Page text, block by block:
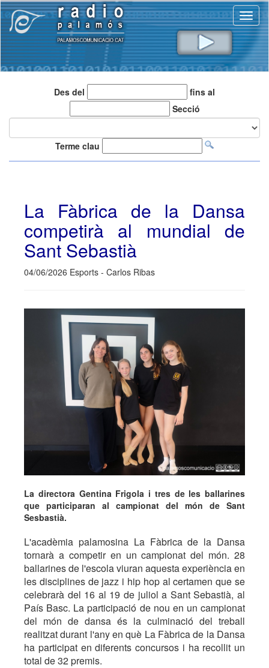
Des del
fins al
Secció
Terme clau
La Fàbrica de la Dansa
competirà al mundial de
Sant Sebastià
04/06/2026 Esports - Carlos Ribas
La directora Gentina Frigola i tres de les ballarines
que participaran al campionat del món de Sant
Sesbastià.
L'acadèmia palamosina La Fàbrica de la Dansa
tornarà a competir en un campionat del món. 28
ballarines de l'escola viuran aquesta experiència en
les disciplines de jazz i hip hop al certamen que se
celebrarà del 16 al 19 de juliol a Sant Sebastià, al
País Basc. La participació de nou en un campionat
del món de dansa és la culminació del treball
realitzat durant l'any en què La Fàbrica de la Dansa
ha participat en diferents concursos i ha recollit un
total de 32 premis.